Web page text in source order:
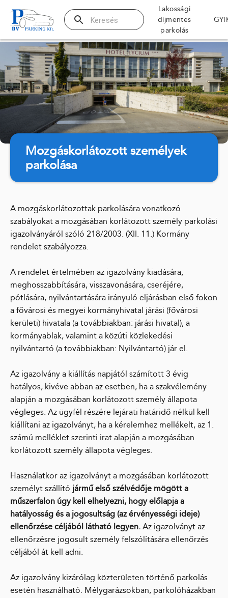
Lakossági
díjmentes
parkolás
Parkolás
Lakossági
Díjzónás
Parkolás
Parkolási
Ügyfélszolgálat
Ügyintézés
Információk
Mozgáskorlátozott személyek
parkolása
A mozgáskorlátozottak parkolására vonatkozó
szabályokat a mozgásában korlátozott személy parkolási
igazolványáról szóló 218/2003. (XII. 11.) Kormány
rendelet szabályozza.
A rendelet értelmében az igazolvány kiadására,
meghosszabbítására, visszavonására, cseréjére,
pótlására, nyilvántartására irányuló eljárásban első fokon
a fővárosi és megyei kormányhivatal járási (fővárosi
kerületi) hivatala (a továbbiakban: járási hivatal), a
kormányablak, valamint a közúti közlekedési
nyilvántartó (a továbbiakban: Nyilvántartó) jár el.
Az igazolvány a kiállítás napjától számított 3 évig
hatályos, kivéve abban az esetben, ha a szakvélemény
alapján a mozgásában korlátozott személy állapota
végleges. Az ügyfél részére lejárati határidő nélkül kell
kiállítani az igazolványt, ha a kérelemhez mellékelt, az 1.
számú melléklet szerinti irat alapján a mozgásában
korlátozott személy állapota végleges.
Használatkor az igazolványt a mozgásában korlátozott
személyt szállító jármű első szélvédője mögött a
műszerfalon úgy kell elhelyezni, hogy előlapja a
hatályosság és a jogosultság (az érvényességi ideje)
ellenőrzése céljából látható legyen. Az igazolványt az
ellenőrzésre jogosult személy felszólítására ellenőrzés
céljából át kell adni.
Az igazolvány kizárólag közterületen történő parkolás
esetén használható. Mélygarázsokban, parkolóházakban